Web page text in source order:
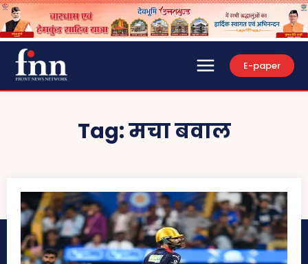
E-paper
Tag:मचा बवाल